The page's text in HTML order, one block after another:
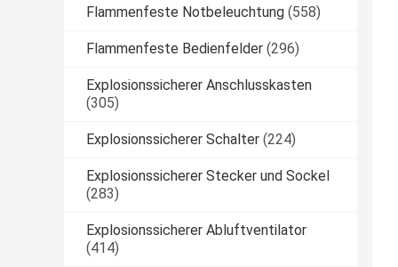
Flammenfeste Notbeleuchtung (558)
Flammenfeste Bedienfelder (296)
Explosionssicherer Anschlusskasten
(305)
Explosionssicherer Schalter (224)
Explosionssicherer Stecker und Sockel
(283)
Explosionssicherer Abluftventilator
(414)